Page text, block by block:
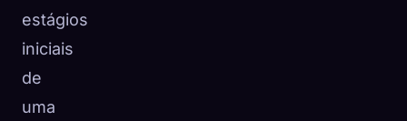
estágios
iniciais
de
uma